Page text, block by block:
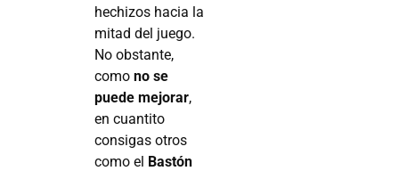
hechizos hacia la
mitad del juego.
No obstante,
como no se
puede mejorar,
en cuantito
consigas otros
como el Bastón